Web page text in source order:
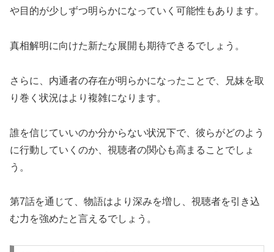
や目的が少しずつ明らかになっていく可能性もあります。
真相解明に向けた新たな展開も期待できるでしょう。
さらに、内通者の存在が明らかになったことで、兄妹を取
り巻く状況はより複雑になります。
誰を信じていいのか分からない状況下で、彼らがどのよう
に行動していくのか、視聴者の関心も高まることでしょ
う。
第7話を通じて、物語はより深みを増し、視聴者を引き込
む力を強めたと言えるでしょう。